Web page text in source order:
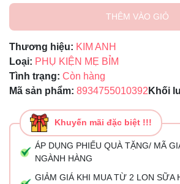
THÊM VÀO GIỎ
Thương hiệu: KIM ANH
Loại: PHỤ KIỆN MẸ BỈM
Tình trạng: Còn hàng
Mã sản phẩm: 8934755010392 Khối
Khuyến mãi đặc biệt !!!
ÁP DỤNG PHIẾU QUÀ TẶNG/ MÃ
NGÀNH HÀNG
GIẢM GIÁ KHI MUA TỪ 2 LON SỮA